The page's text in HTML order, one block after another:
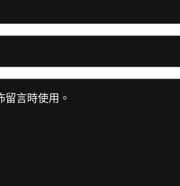
言時使用。